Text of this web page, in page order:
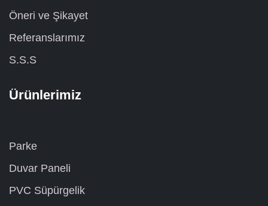
Öneri ve Şikayet
Referanslarımız
S.S.S
Ürünlerimiz
Parke
Duvar Paneli
PVC Süpürgelik